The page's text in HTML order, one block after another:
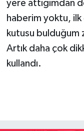
yere attığımdan
haberim yoktu,
kutusu bulduğum
Artık daha çok
kullandı.